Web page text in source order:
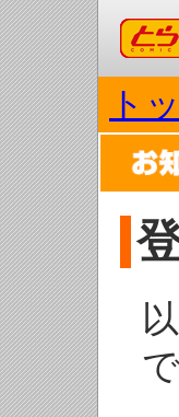
コミッ
ト